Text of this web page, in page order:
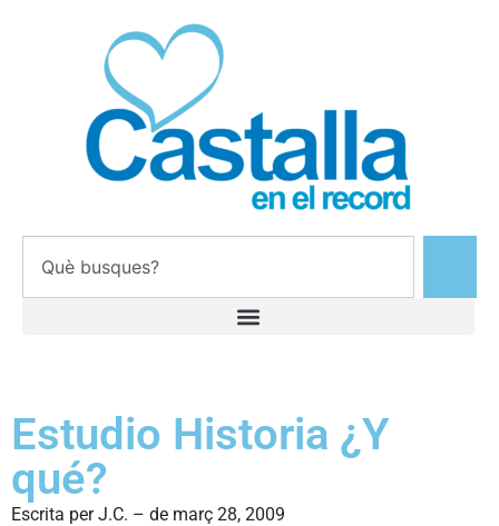
Estudio Historia ¿Y
qué?
Escrita perJ.C. – de març 28, 2009